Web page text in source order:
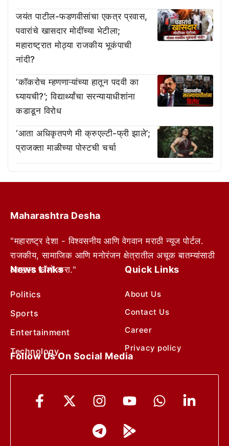
जयंत पाटील-फडणवीसांचा एकत्र प्रवास,
पवारांचे खासदार मोदींच्या भेटीला;
महाराष्ट्रात मोठ्या राजकीय भूकंपाची
नांदी?
‘काॅकरोच म्हणणाऱ्यांच्या हातून पदवी का
घ्यायची?’; विद्यार्थ्यांचा सरन्यायाधीशांना
कडाडून विरोध
‘आता अधिकृतपणे मी क्रुएल्टी-फ्री झाले’;
प्राजक्ता माळीच्या पोस्टची चर्चा
Maharashtra Desha
"महाराष्ट्र देशा - विश्वसनीय आणि वेगवान मराठी न्यूज पोर्टल.
राजकीय, सामाजिक आणि मनोरंजन क्षेत्रातील अचूक बातम्यांसाठी
आम्हाला फॉलो करा."
News Links
Politics
Sports
Entertainment
Technology
Quick Links
About Us
Contact Us
Career
Privacy policy
Follow Us On Social Media